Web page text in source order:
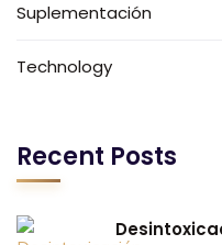
Suplementación
Technology
Recent Posts